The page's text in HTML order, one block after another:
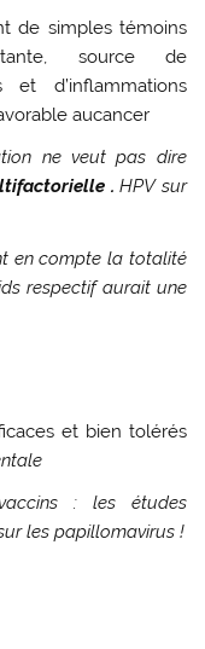
de simples témoins
source de
et d’inflammations
aucancer
ne veut pas dire
.HPV sur
en compte la totalité
respectif aurait une
et bien tolérés
: les études
les papillomavirus !